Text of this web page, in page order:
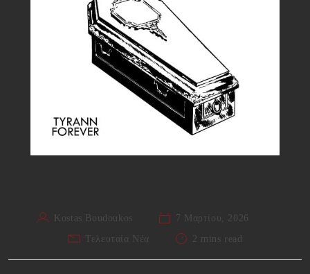
Kostas Boudoukos
7 Μαρτίου, 2026
Τελευταία Νέα
2 mins read